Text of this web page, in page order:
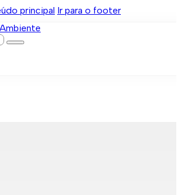
principal Ir para o footer